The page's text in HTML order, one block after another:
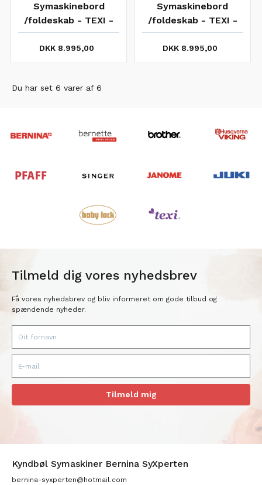
Symaskinebord
/foldeskab - TEXI -
GRÅ
DKK 8.995,00
Symaskinebord
/foldeskab - TEXI -
Teak
DKK 8.995,00
Du har set 6 varer af 6
Tilmeld dig vores nyhedsbrev
Få vores nyhedsbrev og bliv informeret om gode tilbud og
spændende nyheder.
Tilmeld mig
Kyndbøl Symaskiner Bernina SyXperten
bernina-syxperten@hotmail.com